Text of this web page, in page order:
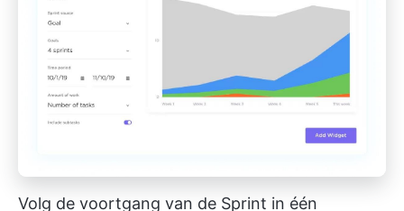
Volg de voortgang van de Sprint in één